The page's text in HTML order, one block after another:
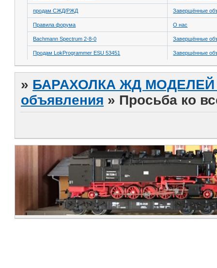
продам СЖД/РЖД Завершённые
Правила форума О нас
Bachmann Spectrum 2-8-0 Завершённые
Продам LokProgrammer ESU 53451 Завершённые
» БАРАХОЛКА ЖД МОДЕЛЕЙ
объявления » Просьба ко